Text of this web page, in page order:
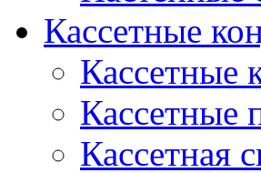
Кассетные
Кассетные
Кассетные
Кассетная